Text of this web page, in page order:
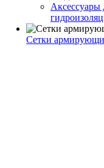
Аксессуары
Сетки